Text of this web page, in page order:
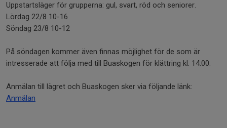
Uppstartsläger för grupperna: gul, svart, röd och seniorer.
Lördag 22/8 10-16
Söndag 23/8 10-12
På söndagen kommer även finnas möjlighet för de som är
intresserade att följa med till Buaskogen för klättring kl. 14:00.
Anmälan till lägret och Buaskogen sker via följande länk:
Anmälan